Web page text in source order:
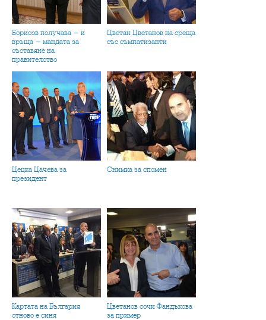
Борисов получава - и
връща - мандата за
съставяне на
правителство
Цветан Цветанов на среща
със съмпатизанти
Цецка Цачева за
президент
Снимка за спомен
Картата на България
отново е синя
Цветанов сочи Фандъкова
за пример